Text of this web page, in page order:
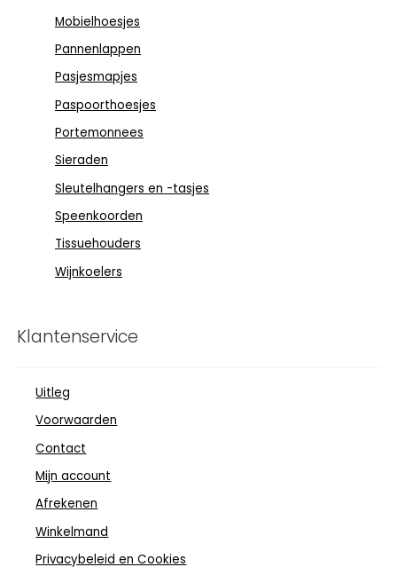
Mobielhoesjes
Pannenlappen
Pasjesmapjes
Paspoorthoesjes
Portemonnees
Sieraden
Sleutelhangers en -tasjes
Speenkoorden
Tissuehouders
Wijnkoelers
Klantenservice
Uitleg
Voorwaarden
Contact
Mijn account
Afrekenen
Winkelmand
Privacybeleid en Cookies